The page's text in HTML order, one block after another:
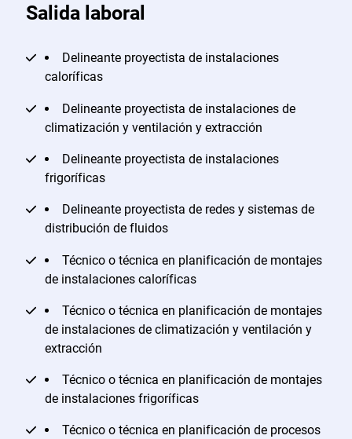
Salida laboral
Delineante proyectista de instalaciones
caloríficas
Delineante proyectista de instalaciones de
climatización y ventilación y extracción
Delineante proyectista de instalaciones
frigoríficas
Delineante proyectista de redes y sistemas de
distribución de fluidos
Técnico o técnica en planificación de montajes
de instalaciones caloríficas
Técnico o técnica en planificación de montajes
de instalaciones de climatización y ventilación y
extracción
Técnico o técnica en planificación de montajes
de instalaciones frigoríficas
Técnico o técnica en planificación de procesos